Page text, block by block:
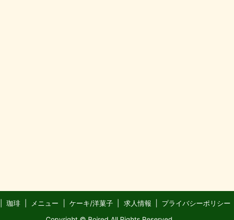
珈琲 メニュー ケーキ/洋菓子 求人情報 プライバシーポリシー